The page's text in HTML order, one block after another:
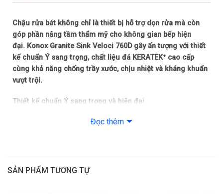
Chậu rửa bát không chỉ là thiết bị hỗ trợ dọn rửa mà còn
góp phần nâng tầm thẩm mỹ cho không gian bếp hiện
đại. Konox Granite Sink Veloci 760D gây ấn tượng với thiết
kế chuẩn Ý sang trọng, chất liệu đá KERATEK⁺ cao cấp
cùng khả năng chống trầy xước, chịu nhiệt và kháng khuẩn
vượt trội.
Thiết kế chuẩn Ý sang trọng và hiện đại
của Konox, mang phong cách thiết kế hiện đại, tối giản
hai hố rửa kích thước 343 x 395 mm giúp người dùng thao
Đọc thêm
SẢN PHẨM TƯƠNG TỰ